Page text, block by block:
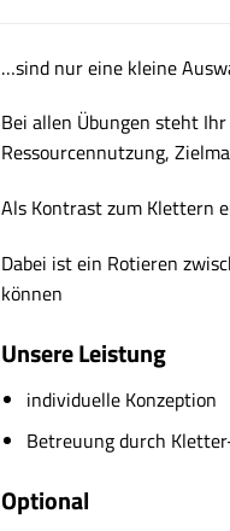
…sind nur eine kleine
Bei allen Übungen steht
Ressourcennutzung,
Als Kontrast zum Klettern
Dabei ist ein Rotieren
können
Unsere Leistung
individuelle Konzeption
Betreuung durch
Optional